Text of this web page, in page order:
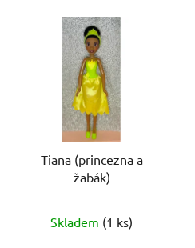
Tiana (princezna a
žabák)
Skladem (1 ks)